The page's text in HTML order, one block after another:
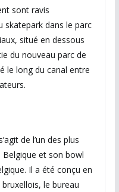
sont ravis
skatepark dans le parc
situé en dessous
du nouveau parc de
le long du canal entre
de l’un des plus
Belgique et son bowl
Il a été conçu en
le bureau